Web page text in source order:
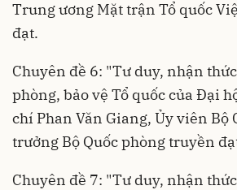
Trung ương Mặt trận Tổ quốc
đạt.
Chuyên đề 6: "Tư duy, nhận
phòng, bảo vệ Tổ quốc của Đại
chí Phan Văn Giang, Ủy viên Bộ
trưởng Bộ Quốc phòng truyền
Chuyên đề 7: "Tư duy, nhận